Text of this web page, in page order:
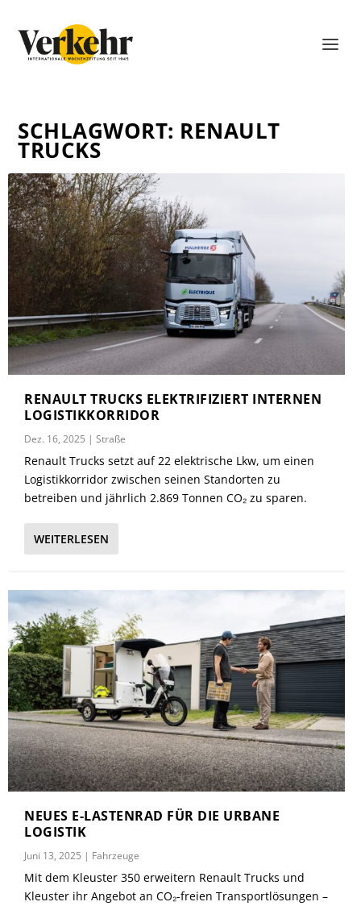
SCHLAGWORT: RENAULT
TRUCKS
RENAULT TRUCKS ELEKTRIFIZIERT INTERNEN
LOGISTIKKORRIDOR
Dez. 16, 2025 |Straße
Renault Trucks setzt auf 22 elektrische Lkw, um einen
Logistikkorridor zwischen seinen Standorten zu
betreiben und jährlich 2.869 Tonnen CO₂ zu sparen.
WEITERLESEN
NEUES E-LASTENRAD FÜR DIE URBANE
LOGISTIK
Juni 13, 2025 | Fahrzeuge
Mit dem Kleuster 350 erweitern Renault Trucks und
Kleuster ihr Angebot an CO₂-freien Transportlösungen –